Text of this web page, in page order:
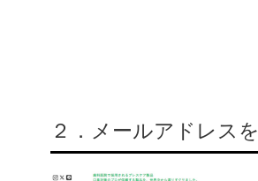
２．メールアドレス